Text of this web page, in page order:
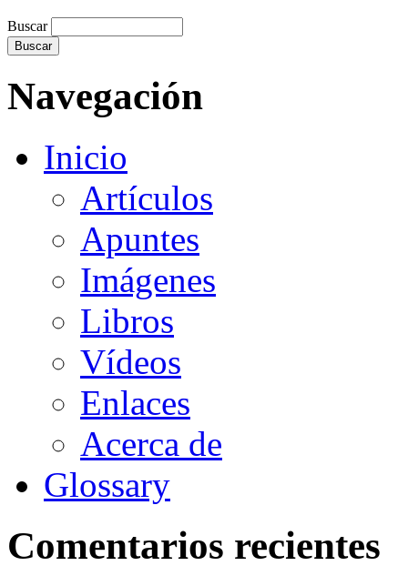
Buscar
Navegación
Inicio
Artículos
Apuntes
Imágenes
Libros
Vídeos
Enlaces
Acerca de
Glossary
Comentarios recientes